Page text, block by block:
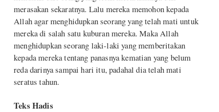
merasakan sekaratnya. Lalu mereka memohon kepada
Allah agar menghidupkan seorang yang telah mati untuk
mereka di salah satu kuburan mereka. Maka Allah
menghidupkan seorang laki-laki yang memberitakan
kepada mereka tentang panasnya kematian yang belum
reda darinya sampai hari itu, padahal dia telah mati
seratus tahun.
Teks Hadis